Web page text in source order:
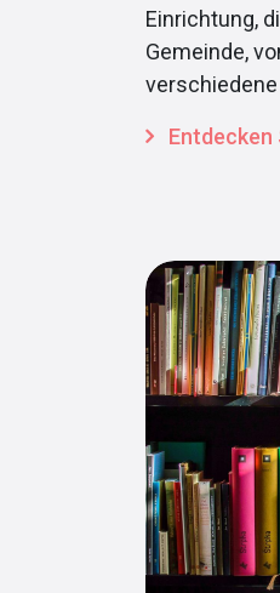
Einrichtung,
Gemeinde,
Entdecken